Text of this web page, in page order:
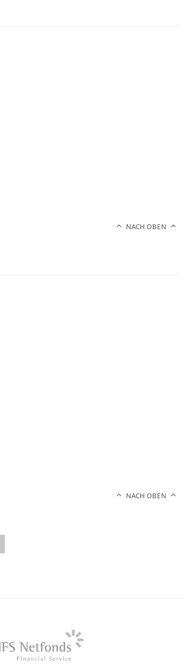
NACH OBEN
NACH OBEN